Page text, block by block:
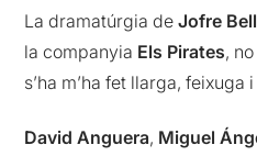
La dramatúrgia deJofre
la companyia Els Pirates,
s’ha m’ha fet llarga, feixuga
David Anguera, Miguel